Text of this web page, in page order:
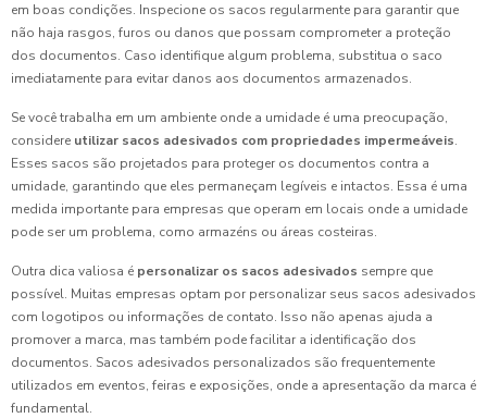
em boas condições. Inspecione os sacos regularmente para garantir que
não haja rasgos, furos ou danos que possam comprometer a proteção
dos documentos. Caso identifique algum problema, substitua o saco
imediatamente para evitar danos aos documentos armazenados.
Se você trabalha em um ambiente onde a umidade é uma preocupação,
considere utilizar sacos adesivados com propriedades impermeáveis.
Esses sacos são projetados para proteger os documentos contra a
umidade, garantindo que eles permaneçam legíveis e intactos. Essa é uma
medida importante para empresas que operam em locais onde a umidade
pode ser um problema, como armazéns ou áreas costeiras.
Outra dica valiosa é personalizar os sacos adesivados sempre que
possível. Muitas empresas optam por personalizar seus sacos adesivados
com logotipos ou informações de contato. Isso não apenas ajuda a
promover a marca, mas também pode facilitar a identificação dos
documentos. Sacos adesivados personalizados são frequentemente
utilizados em eventos, feiras e exposições, onde a apresentação da marca é
fundamental.